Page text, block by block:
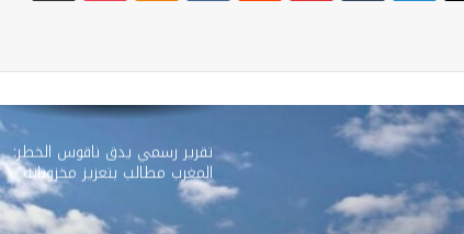
تقرير رسمي يدق ناقوس الخطر:
المغرب مطالب بتعزيز مخزوناته
الاستراتيجية من المحروقات
والحبوب